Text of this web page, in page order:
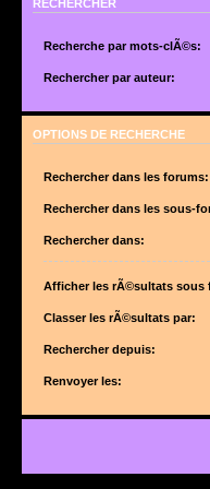
RECHERCHER
Recherche par mots-clÃ©s:
suite de mots sÃ©parÃ©s par
Utilisez un * comme joker pour
Rechercher par auteur:
OPTIONS DE RECHERCHE
Rechercher dans les forums:
forums sont automatiquement
Rechercher dans les sous-
Rechercher dans:
Afficher les rÃ©sultats sous
Classer les rÃ©sultats par:
Rechercher depuis:
Renvoyer les: